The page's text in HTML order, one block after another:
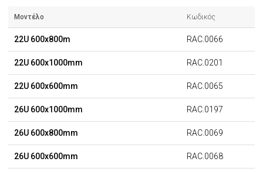
Μοντέλο Κωδικός
22U 600x800m RAC.0066
22U 600x1000mm RAC.0201
22U 600x600mm RAC.0065
26U 600x1000mm RAC.0197
26U 600x800mm RAC.0069
26U 600x600mm RAC.0068